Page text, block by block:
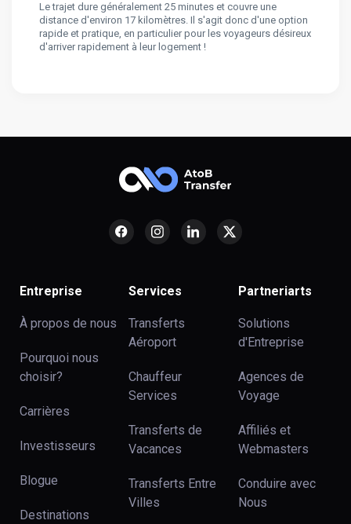
Le trajet dure généralement 25 minutes et couvre une
distance d'environ 17 kilomètres. Il s'agit donc d'une option
rapide et pratique, en particulier pour les voyageurs désireux
d'arriver rapidement à leur logement !
Entreprise
À propos de nous
Pourquoi nous
choisir?
Carrières
Investisseurs
Blogue
Destinations
Services
Transferts
Aéroport
Chauffeur
Services
Transferts de
Vacances
Transferts Entre
Villes
Partneriarts
Solutions
d'Entreprise
Agences de
Voyage
Affiliés et
Webmasters
Conduire avec
Nous